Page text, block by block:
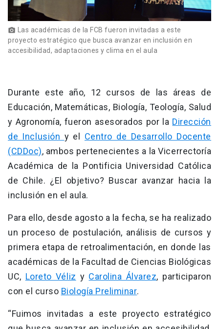
photo_camera Las académicas de la FCB fueron invitadas a este
proyecto estratégico que busca avanzar en inclusión en
accesibilidad, adaptaciones y clima en el aula
Durante este año, 12 cursos de las áreas de
Educación, Matemáticas, Biología, Teología, Salud
y Agronomía, fueron asesorados por la Dirección
de Inclusión y el Centro de Desarrollo Docente
(CDDoc), ambos pertenecientes a la Vicerrectoría
Académica de la Pontificia Universidad Católica
de Chile. ¿El objetivo? Buscar avanzar hacia la
inclusión en el aula.
Para ello, desde agosto a la fecha, se ha realizado
un proceso de postulación, análisis de cursos y
primera etapa de retroalimentación, en donde las
académicas de la Facultad de Ciencias Biológicas
UC, Loreto Véliz y Carolina Álvarez, participaron
con el curso Biología Preliminar.
“Fuimos invitadas a este proyecto estratégico